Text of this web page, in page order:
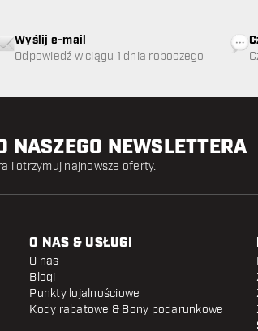
Wyślij e-mail
Odpowiedź w ciągu 1 dnia roboczego
NASZEGO NEWSLETTERA
i otrzymuj najnowsze oferty.
O NAS & USŁUGI
O nas
Blogi
Punkty lojalnościowe
Kody rabatowe & Bony podarunkowe